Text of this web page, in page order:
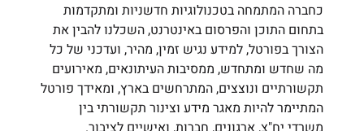
כחברה המתמחה בטכנולוגיות חדשניות ומתקדמות
בתחום התוכן והפרסום באינטרנט, השכלנו להבין את
הצורך בפורטל, למידע נגיש זמין, מהיר, ועדכני של כל
מה שחדש ומתחדש, ממסיבות העיתונאים, מאירועים
תקשורתיים ונוצצים, המתרחשים בארץ, ומאידך פורטל
המתיימר להיות מאגר מידע וצינור תקשורתי בין